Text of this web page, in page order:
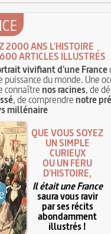
2000 ANS L'HISTOIRE
ARTICLES ILLUSTRÉS
vivifiant d'une France
du monde. Une
connaîtrenos racines, de
, de comprendrenotre
millénaire
QUE VOUS SOYEZ
UN SIMPLE
CURIEUX
OU UN FÉRU
D'HISTOIRE,
Il était une France
saura vous ravir
par ses récits
abondamment
illustrés !